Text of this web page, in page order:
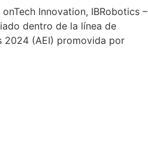
Innovation, IBRobotics –
dentro de la línea de
2024 (AEI) promovida por